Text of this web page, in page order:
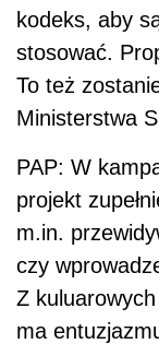
kodeks, aby
stosować.
To też
Ministerstwa
PAP: W
projekt
m.in.
czy
Z
ma